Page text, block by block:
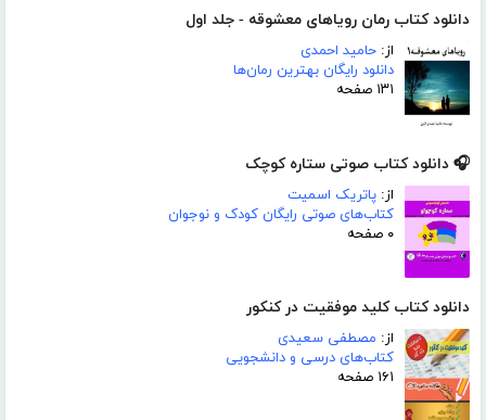
دانلود کتاب رمان رویاهای معشوقه - جلد اول
از: حامید احمدی
دانلود رایگان بهترین رمان‌ها
۱۳۱ صفحه
🎧 دانلود کتاب صوتی ستاره کوچک
از: پاتریک اسمیت
کتاب‌های صوتی رایگان کودک و نوجوان
۰ صفحه
دانلود کتاب کلید موفقیت در کنکور
از: مصطفی سعیدی
کتاب‌های درسی و دانشجویی
۱۶۱ صفحه